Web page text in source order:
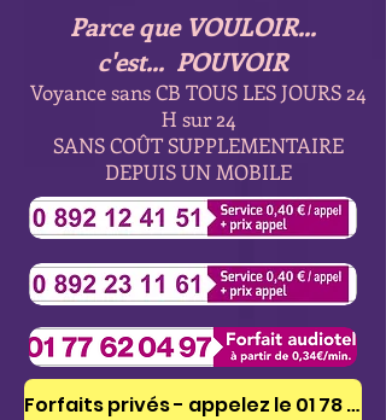
Parce que VOULOIR...
c'est... POUVOIR
Voyance sans CB TOUS LES JOURS 24
H sur 24
SANS COÛT SUPPLEMENTAIRE
DEPUIS UN MOBILE
Forfaits privés - appelez le 01 78 41 53 51